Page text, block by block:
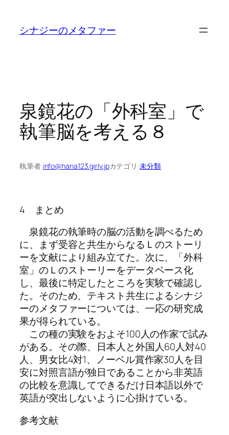
シナジーのメタファー
泉鏡花の「外科室」で
執筆脳を考える８
執筆者:info@hana123.girly.jpカテゴリ:未分類
4 まとめ
泉鏡花の執筆時の脳の活動を調べるため
に、まず受容と共生からなるＬのストーリ
ーを文献により組み立てた。次に、「外科
室」のＬのストーリーをデータベース化
し、最後に特定したところを実験で確認し
た。そのため、テキスト共生によるシナジ
ーのメタファーについては、一応の研究成
果が得られている。
この種の実験をおよそ100人の作家で試み
がある。その際、日本人と外国人60人対40
人、男女比4対1、ノーベル賞作家30人を目
安に対照言語が独日であることから非英語
の比較を意識してできるだけ日本語以外で
英語が突出しないように心掛けている。
参考文献